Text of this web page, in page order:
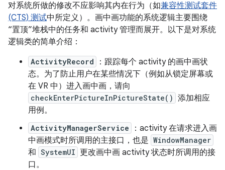
对系统所做的修改不应影响其内在行为（如兼容性测试套件
(CTS) 测试中所定义）。画中画功能的系统逻辑主要围绕
“置顶”堆栈中的任务和 activity 管理而展开。以下是对系统
逻辑类的简单介绍：
ActivityRecord
：跟踪每个 activity 的画中画状
态。为了防止用户在某些情况下（例如从锁定屏幕或
在 VR 中）进入画中画，请向
checkEnterPictureInPictureState() 添加相应
用例。
ActivityManagerService
：activity 在请求进入画
中画模式时所调用的主接口，也是 WindowManager
和 SystemUI 更改画中画 activity 状态时所调用的接
口。